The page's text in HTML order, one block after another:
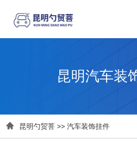
昆明汽车装
 昆明勺贸菩 >> 汽车装饰挂件